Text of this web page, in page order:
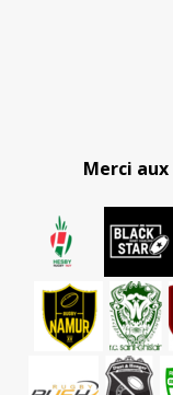
Merci